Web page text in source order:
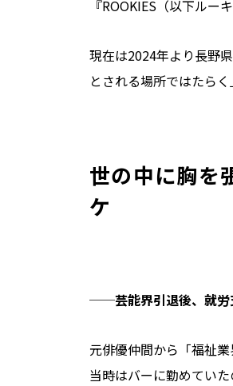
『ROOKIES（以下ルー
現在は2024年より長野
とされる場所ではたら
世の中に胸を
ケ
──芸能界引退後、就
元俳優仲間から「福祉
当時はバーに勤めてい